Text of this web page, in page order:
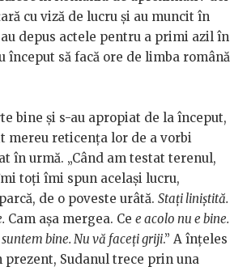
cu viză de lucru și au muncit în
depus actele pentru a primi azil în
început să facă ore de limba română
bine și s-au apropiat de la început,
mereu reticența lor de a vorbi
în urmă. „Când am testat terenul,
toți îmi spun același lucru,
de o poveste urâtă. Stați liniștită.
Cam așa mergea. Ce e acolo nu e bine.
bine. Nu vă faceți griji.” A înțeles
prezent, Sudanul trece prin una